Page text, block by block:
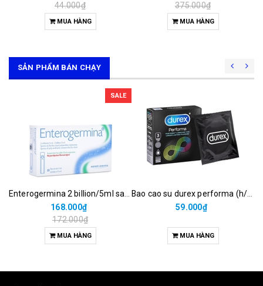
44.000₫
MUA HÀNG
375.000₫
MUA HÀNG
SẢN PHẨM BÁN CHẠY
SALE
168.000₫
172.000₫
MUA HÀNG
59.000₫
MUA HÀNG